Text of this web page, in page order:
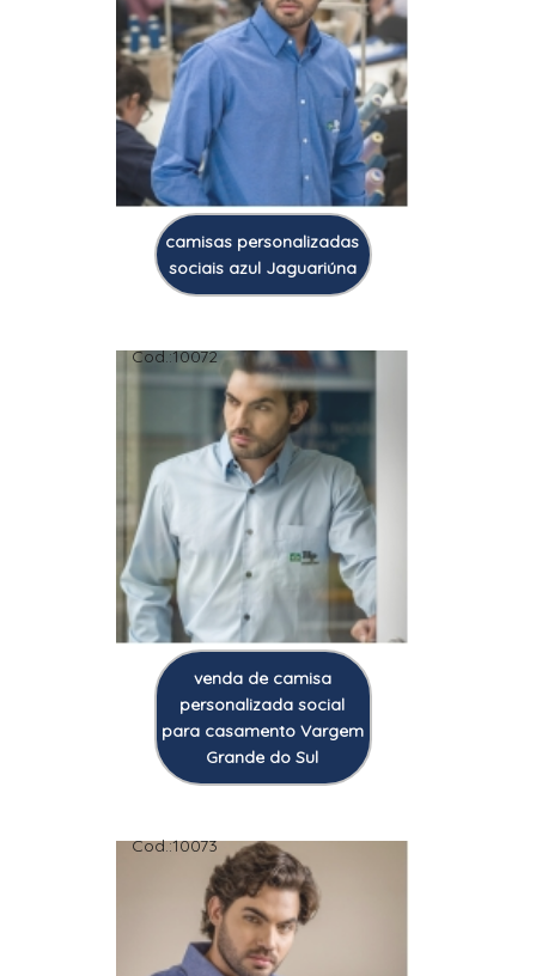
camisas personalizadas
sociais azul Jaguariúna
Cod.:10072
venda de camisa
personalizada social
para casamento Vargem
Grande do Sul
Cod.:10073